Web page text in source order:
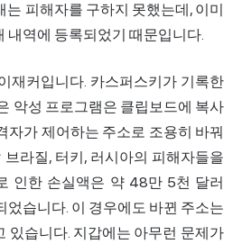
는 피해자를 구하지 못했는데, 이미
내역에 등록되었기 때문입니다.
재커입니다. 카스퍼스키가 기록한
악성 프로그램은 클립보드에 복사
자가 제어하는 주소로 조용히 바꿔
라질, 터키, 러시아의 피해자들을
인한 손실액은 약 48만 5천 달러
었습니다. 이 경우에도 바뀐 주소는
있습니다. 지갑에는 아무런 문제가